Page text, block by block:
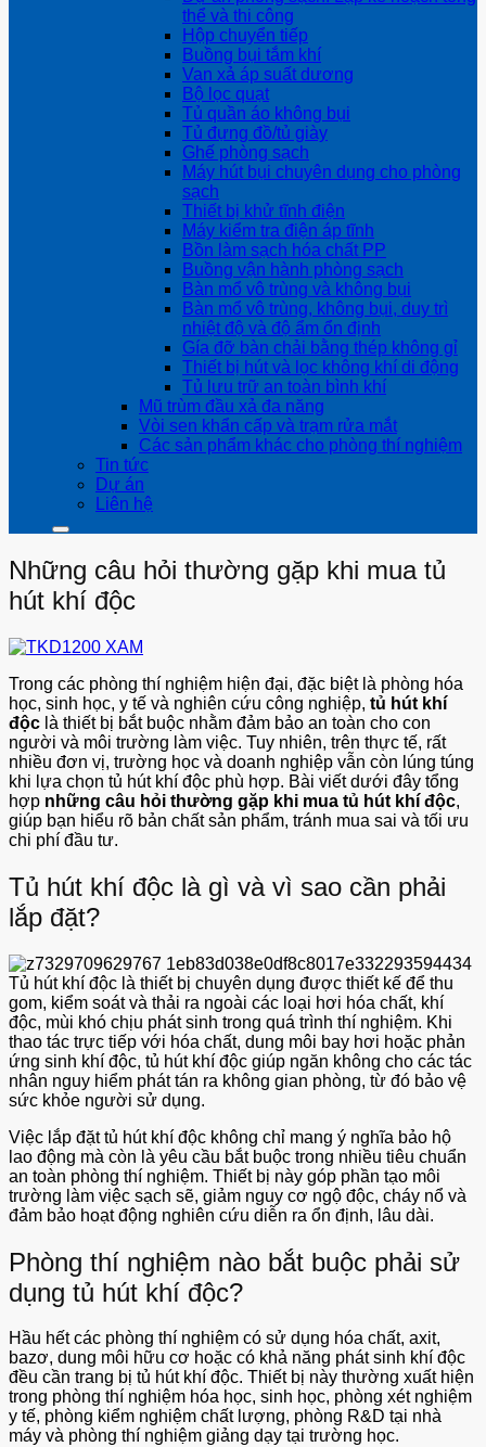
thể và thi công
Hộp chuyển tiếp
Buồng bụi tắm khí
Van xả áp suất dương
Bộ lọc quạt
Tủ quần áo không bụi
Tủ đựng đồ/tủ giày
Ghế phòng sạch
Máy hút bụi chuyên dụng cho phòng
sạch
Thiết bị khử tĩnh điện
Máy kiểm tra điện áp tĩnh
Bồn làm sạch hóa chất PP
Buồng vận hành phòng sạch
Bàn mổ vô trùng và không bụi
Bàn mổ vô trùng, không bụi, duy trì
nhiệt độ và độ ẩm ổn định
Gía đỡ bàn chải bằng thép không gỉ
Thiết bị hút và lọc không khí di động
Tủ lưu trữ an toàn bình khí
Mũ trùm đầu xả đa năng
Vòi sen khẩn cấp và trạm rửa mắt
Các sản phẩm khác cho phòng thí nghiệm
Tin tức
Dự án
Liên hệ
Những câu hỏi thường gặp khi mua tủ
hút khí độc
Trong các phòng thí nghiệm hiện đại, đặc biệt là phòng hóa
học, sinh học, y tế và nghiên cứu công nghiệp, tủ hút khí
độc là thiết bị bắt buộc nhằm đảm bảo an toàn cho con
người và môi trường làm việc. Tuy nhiên, trên thực tế, rất
nhiều đơn vị, trường học và doanh nghiệp vẫn còn lúng túng
khi lựa chọn tủ hút khí độc phù hợp. Bài viết dưới đây tổng
hợp những câu hỏi thường gặp khi mua tủ hút khí độc,
giúp bạn hiểu rõ bản chất sản phẩm, tránh mua sai và tối ưu
chi phí đầu tư.
Tủ hút khí độc là gì và vì sao cần phải
lắp đặt?
Tủ hút khí độc là thiết bị chuyên dụng được thiết kế để thu
gom, kiểm soát và thải ra ngoài các loại hơi hóa chất, khí
độc, mùi khó chịu phát sinh trong quá trình thí nghiệm. Khi
thao tác trực tiếp với hóa chất, dung môi bay hơi hoặc phản
ứng sinh khí độc, tủ hút khí độc giúp ngăn không cho các tác
nhân nguy hiểm phát tán ra không gian phòng, từ đó bảo vệ
sức khỏe người sử dụng.
Việc lắp đặt tủ hút khí độc không chỉ mang ý nghĩa bảo hộ
lao động mà còn là yêu cầu bắt buộc trong nhiều tiêu chuẩn
an toàn phòng thí nghiệm. Thiết bị này góp phần tạo môi
trường làm việc sạch sẽ, giảm nguy cơ ngộ độc, cháy nổ và
đảm bảo hoạt động nghiên cứu diễn ra ổn định, lâu dài.
Phòng thí nghiệm nào bắt buộc phải sử
dụng tủ hút khí độc?
Hầu hết các phòng thí nghiệm có sử dụng hóa chất, axit,
bazơ, dung môi hữu cơ hoặc có khả năng phát sinh khí độc
đều cần trang bị tủ hút khí độc. Thiết bị này thường xuất hiện
trong phòng thí nghiệm hóa học, sinh học, phòng xét nghiệm
y tế, phòng kiểm nghiệm chất lượng, phòng R&D tại nhà
máy và phòng thí nghiệm giảng dạy tại trường học.